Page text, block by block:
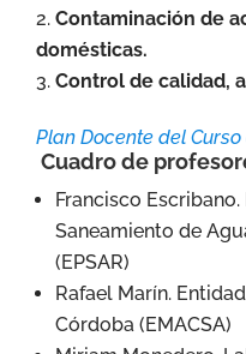
Contaminación de
domésticas.
Control de calidad,
Plan Docente del Curso
Cuadro de
Francisco
Saneamiento de
(EPSAR)
Rafael Marín.
Córdoba (EMACSA)